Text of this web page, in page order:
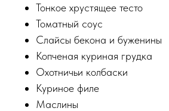
Тонкое хрустящее тесто
Томатный соус
Cлайсы бекона и буженины
Копченая куриная грудка
Охотничьи колбаски
Куриное филе
Маслины